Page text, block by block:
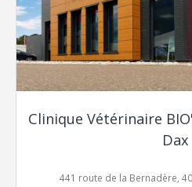
Clinique Vétérinaire
Dax
441 route de la Bernadère,